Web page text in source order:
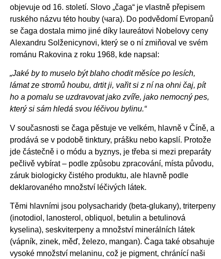
objevuje od 16. století. Slovo „čaga“ je vlastně přepisem
ruského názvu této houby (чага). Do podvědomí Evropanů
se čaga dostala mimo jiné díky laureátovi Nobelovy ceny
Alexandru Solženicynovi, který se o ní zmiňoval ve svém
románu Rakovina z roku 1968, kde napsal:
„Jaké by to muselo být blaho chodit měsíce po lesích,
lámat ze stromů houbu, drtit ji, vařit si z ní na ohni čaj, pít
ho a pomalu se uzdravovat jako zvíře, jako nemocný pes,
který si sám hledá svou léčivou bylinu.“
V současnosti se čaga pěstuje ve velkém, hlavně v Číně, a
prodává se v podobě tinktury, prášku nebo kapslí. Protože
jde částečně i o módu a byznys, je třeba si mezi preparáty
pečlivě vybírat – podle způsobu zpracování, místa původu,
záruk biologicky čistého produktu, ale hlavně podle
deklarovaného množství léčivých látek.
Těmi hlavními jsou polysacharidy (beta-glukany), triterpeny
(inotodiol, lanosterol, obliquol, betulin a betulinová
kyselina), seskviterpeny a množství minerálních látek
(vápník, zinek, měď, železo, mangan). Čaga také obsahuje
vysoké množství melaninu, což je pigment, chránící naši